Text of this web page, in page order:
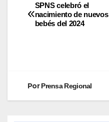
SPNS celebró el
nacimiento de nuevos
bebés del 2024
PorPrensa Regional